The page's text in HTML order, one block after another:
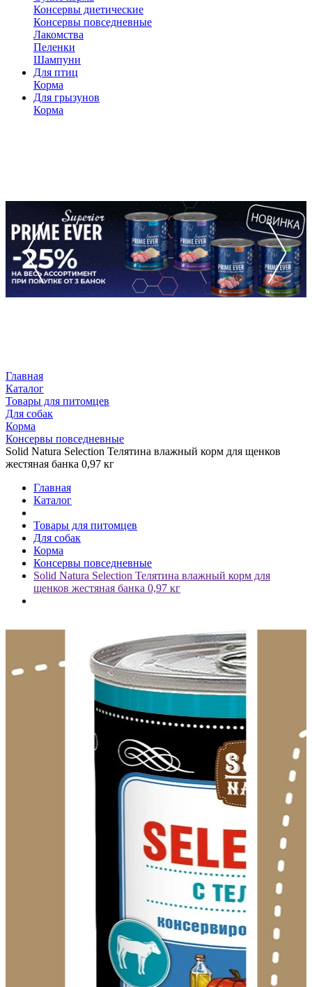
Консервы диетические
Консервы повседневные
Лакомства
Пеленки
Шампуни
Для птиц
Корма
Для грызунов
Корма
Главная
Каталог
Товары для питомцев
Для собак
Корма
Консервы повседневные
Solid Natura Selection Телятина влажный корм для щенков
жестяная банка 0,97 кг
Главная
Каталог
Товары для питомцев
Для собак
Корма
Консервы повседневные
Solid Natura Selection Телятина влажный корм для
щенков жестяная банка 0,97 кг